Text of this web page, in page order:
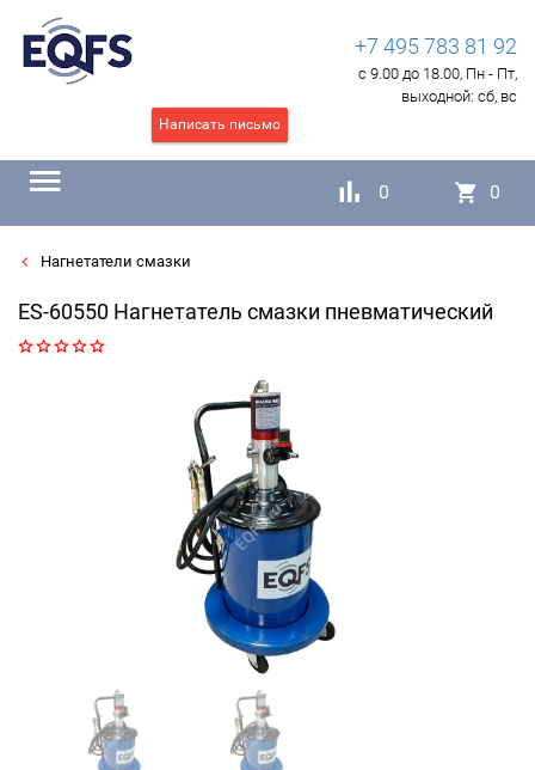
+7 495 783 81 92
с 9.00 до 18.00, Пн - Пт,
выходной: сб, вс
Написать письмо
0 0
Нагнетатели смазки
ES-60550 Нагнетатель смазки пневматический